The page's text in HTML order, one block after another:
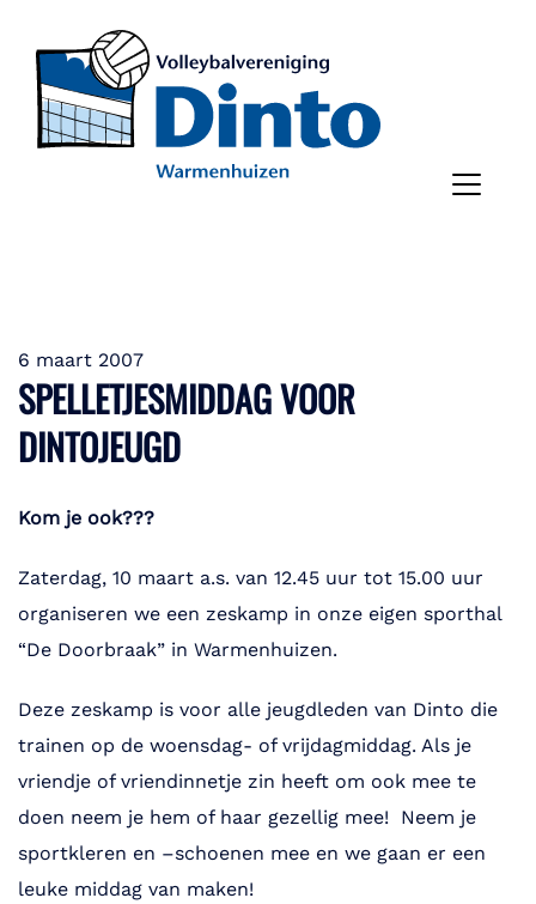
6 maart 2007
SPELLETJESMIDDAG VOOR
DINTOJEUGD
Kom je ook???
Zaterdag, 10 maart a.s. van 12.45 uur tot 15.00 uur
organiseren we een zeskamp in onze eigen sporthal
“De Doorbraak” in Warmenhuizen.
Deze zeskamp is voor alle jeugdleden van Dinto die
trainen op de woensdag- of vrijdagmiddag. Als je
vriendje of vriendinnetje zin heeft om ook mee te
doen neem je hem of haar gezellig mee! Neem je
sportkleren en –schoenen mee en we gaan er een
leuke middag van maken!